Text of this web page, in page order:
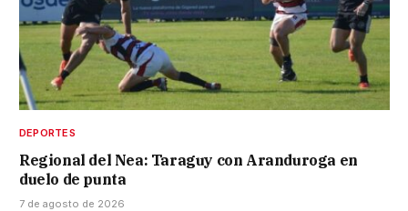
DEPORTES
Regional del Nea: Taraguy con Aranduroga en
duelo de punta
7 de agosto de 2026